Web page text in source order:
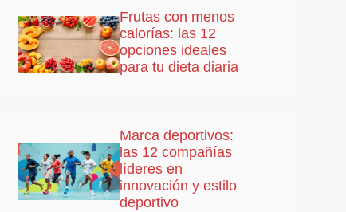
Frutas con menos
calorías: las 12
opciones ideales
para tu dieta diaria
Marca deportivos:
las 12 compañías
líderes en
innovación y estilo
deportivo